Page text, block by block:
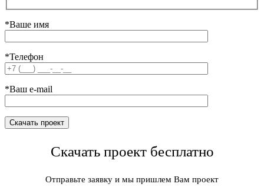
*Ваше имя
*Телефон
*Ваш e-mail
Скачать проект бесплатно
Отправьте заявку и мы пришлем Вам проект